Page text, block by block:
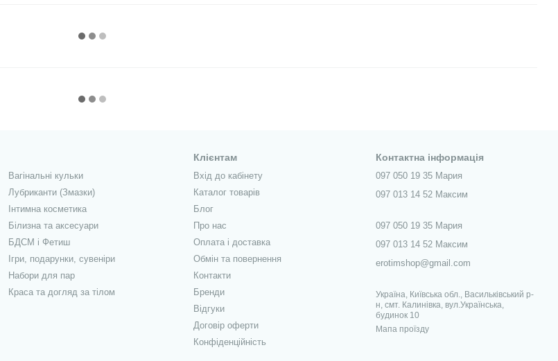
Вагінальні кульки
Лубриканти (Змазки)
Інтимна косметика
Білизна та аксесуари
БДСМ і Фетиш
Ігри, подарунки, сувеніри
Набори для пар
Краса та догляд за тілом
Клієнтам
Вхід до кабінету
Каталог товарів
Блог
Про нас
Оплата і доставка
Обмін та повернення
Контакти
Бренди
Відгуки
Договір оферти
Конфіденційність
Контактна інформація
097 050 19 35 Мария
097 013 14 52 Максим
097 050 19 35 Мария
097 013 14 52 Максим
erotimshop@gmail.com
Україна, Київська обл., Васильківський р-
н, смт. Калинівка, вул.Українська,
будинок 10
Мапа проїзду